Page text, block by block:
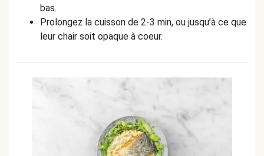
bas.
Prolongez la cuisson de 2-3 min, ou jusqu’à ce que
leur chair soit opaque à coeur.